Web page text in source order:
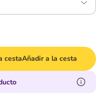
cestaAñadir a la cesta